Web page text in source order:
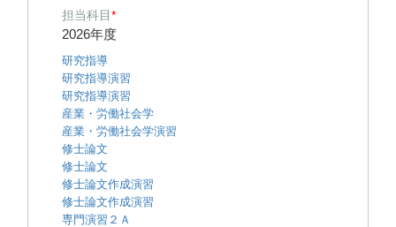
担当科目*
2026年度
研究指導
研究指導演習
研究指導演習
産業・労働社会学
産業・労働社会学演習
修士論文
修士論文
修士論文作成演習
修士論文作成演習
専門演習２Ａ